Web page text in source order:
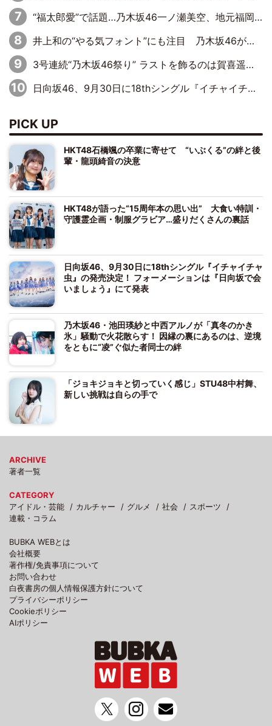
“福太郎愛”で話題…乃木坂46一ノ瀬美空、地元福岡『めんべい25周年トップサポーター』に就任
井上和の“やる気フォント”にも注目 乃木坂46が挑んだ書道パフォーマンスの舞台裏
3号連続“乃木坂46祭り” ラストを飾るのは賀喜遥香…5年ぶりの登場に「5年分大人になった私を見ていただけたら」
日向坂46、9月30日に18thシングル『イチャイチャ虫』の発売決定！ フォーメーションは『日向坂で会いましょう』にて発表
PICK UP
HKT48石橋颯の卒業に寄せて “いぶくる”の絆と後
輩・龍頭綺音の決意
HKT48が語った“15周年本の思い出” 大食い特訓・
守護霊企画・制服グラビア…盛りだくさんの裏話
日向坂46、9月30日に18thシングル『イチャイチャ
虫』の発売決定！ フォーメーションは『日向坂で会
いましょう』にて発表
乃木坂46・池田瑛紗と中西アルノが「真冬のかき
氷」騒動で火花散らす！ 因縁の裏にあるのは、逆境
をともに“凌”ぐ似た者同士の絆
「ジョキジョキと切っていく感じ」STU48中村舞、
新しい挑戦は自らの手で
ARCHIVE
著者一覧
CATEGORY
アイドル・芸能
カルチャー グルメ 社会
スポーツ
連載・コラム
BUBKA WEBとは
会社概要
著作権/免責事項について
お問い合わせ
白夜書房の個人情報保護方針について
プライバシーポリシー
Cookieポリシー
AIポリシー